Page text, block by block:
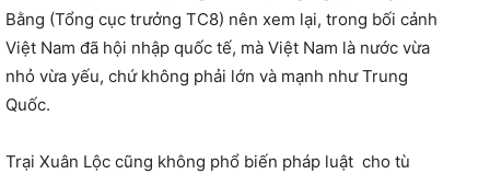
Bằng (Tổng cục trưởng TC8) nên xem lại, trong bối cảnh
Việt Nam đã hội nhập quốc tế, mà Việt Nam là nước vừa
nhỏ vừa yếu, chứ không phải lớn và mạnh như Trung
Quốc.
Trại Xuân Lộc cũng không phổ biến pháp luật cho tù